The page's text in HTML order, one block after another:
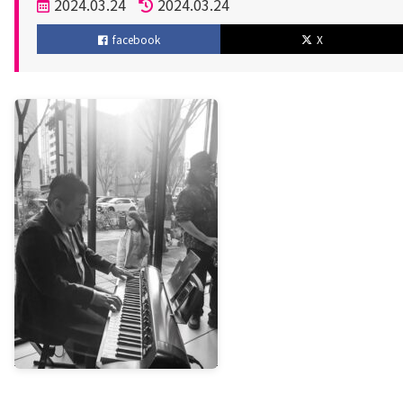
投
稿
日
2024.03.24
更
新
2024.03.24
facebook X